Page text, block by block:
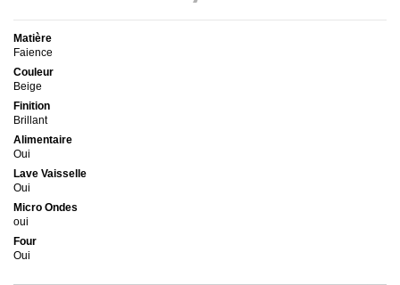
Matière
Faience
Couleur
Beige
Finition
Brillant
Alimentaire
Oui
Lave Vaisselle
Oui
Micro Ondes
oui
Four
Oui